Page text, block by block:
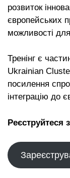
розвиток
європейських
можливості
Тренінг є
Ukrainian
посилення
інтеграцію до
Реєструйтеся